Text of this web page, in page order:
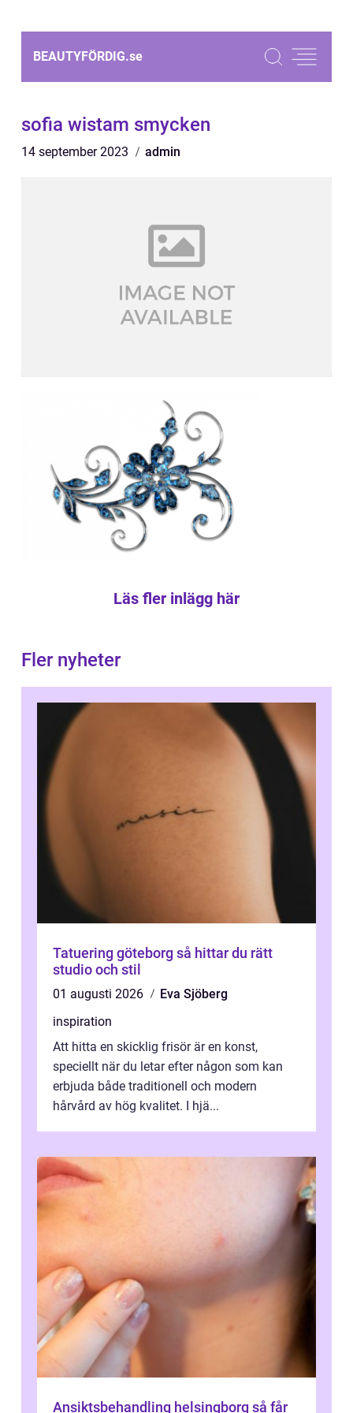
BEAUTYFÖRDIG.se
sofia wistam smycken
14 september 2023 admin
Läs fler inlägg här
Fler nyheter
Tatuering göteborg så hittar du rätt
studio och stil
01 augusti 2026
Eva Sjöberg
inspiration
Att hitta en skicklig frisör är en konst,
speciellt när du letar efter någon som kan
erbjuda både traditionell och modern
hårvård av hög kvalitet. I hjä...
Ansiktsbehandling helsingborg så får